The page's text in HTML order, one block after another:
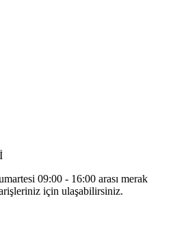
09:00 - 16:00 arası merak
için ulaşabilirsiniz.